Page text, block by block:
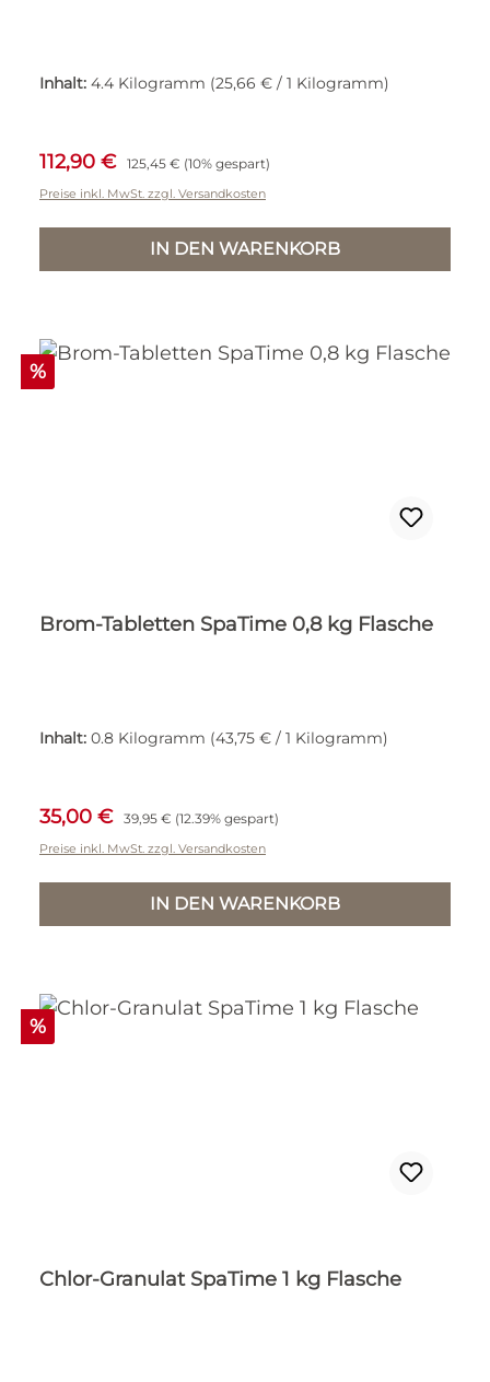
Inhalt: 4.4 Kilogramm (25,66 € / 1 Kilogramm)
Verkaufspreis:
112,90 € Regulärer Preis:
125,45 € (10% gespart)
Preise inkl. MwSt. zzgl. Versandkosten
IN DEN WARENKORB
Rabatt
%
Brom-Tabletten SpaTime 0,8 kg Flasche
Inhalt: 0.8 Kilogramm (43,75 € / 1 Kilogramm)
Verkaufspreis:
35,00 € Regulärer Preis:
39,95 € (12.39% gespart)
Preise inkl. MwSt. zzgl. Versandkosten
IN DEN WARENKORB
Rabatt
%
Chlor-Granulat SpaTime 1 kg Flasche